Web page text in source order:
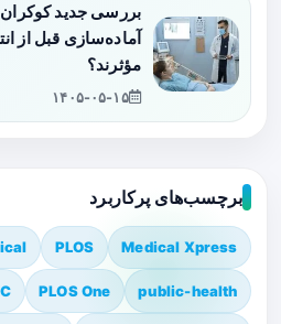
بررسی جدید
مؤثرند؟
۱۴۰۵-۰۵-۱۵
برچسب‌های پرکاربرد
Medical Xpress
PLOS
public-health
PLOS One